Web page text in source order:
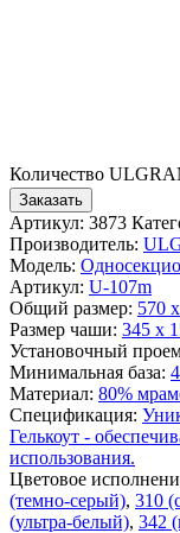
Количество
Заказать
Артикул: 3873
Производитель:
Модель:
Артикул: U-107m
Общий размер: 570
Размер чаши: 345 х
Установочный
Минимальная база:
Материал: 80%
Спецификация:
Гелькоут -
использования.
Цветовое
(темно-серый), 310
(ультра-белый), 342